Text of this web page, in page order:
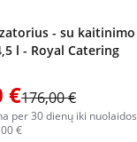
- su kaitinimo
l - Royal Catering
€176,00 €
per 30 dienų iki nuolaidos
€